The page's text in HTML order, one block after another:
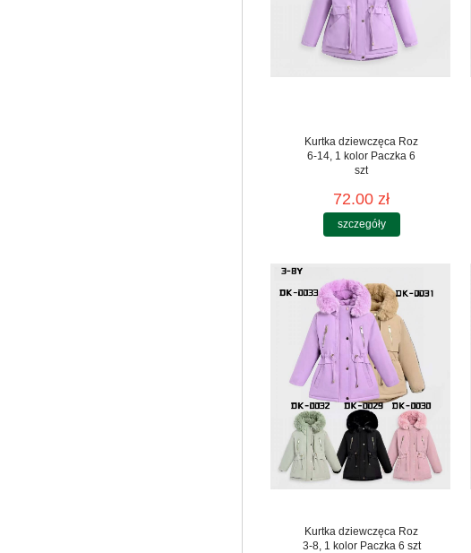
Kurtka dziewczęca Roz
6-14, 1 kolor Paczka 6
szt
72.00 zł
szczegóły
Kurtka dziewczęca Roz
3-8, 1 kolor Paczka 6 szt